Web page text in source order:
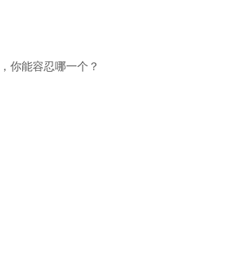
，你能容忍哪一个？